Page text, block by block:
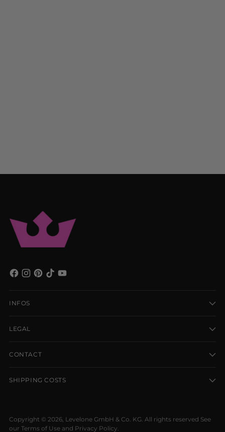
INFOS
LEGAL
CONTACT
SHIPPING COSTS
Copyright © 2026, Levelone GmbH & Co. KG. All rights reserved See
our Terms of Use and Privacy Policy.